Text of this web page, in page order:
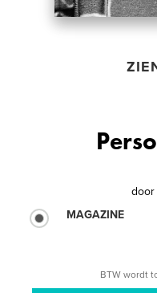
door
MAGAZINE
BTW wordt